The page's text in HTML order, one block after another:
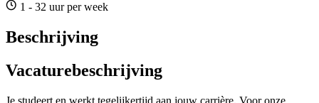
1 - 32 uur per week
Beschrijving
Vacaturebeschrijving
Je studeert en werkt tegelijkertijd aan jouw carrière. Voor onze